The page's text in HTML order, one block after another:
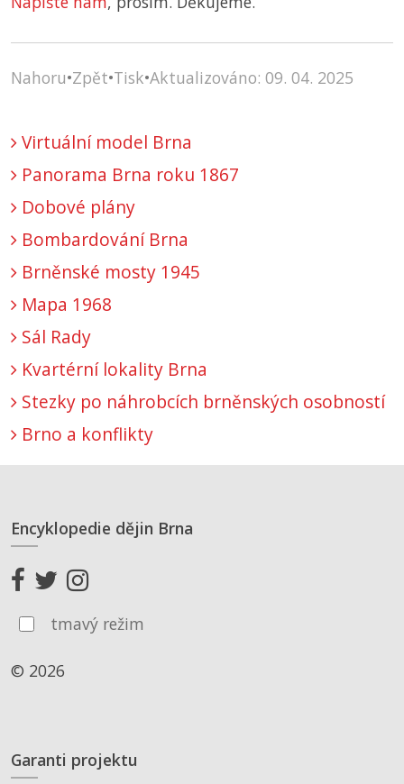
Nahoru•Zpět•Tisk•Aktualizováno: 09. 04. 2025
Virtuální model Brna
Panorama Brna roku 1867
Dobové plány
Bombardování Brna
Brněnské mosty 1945
Mapa 1968
Sál Rady
Kvartérní lokality Brna
Stezky po náhrobcích brněnských osobností
Brno a konflikty
Encyklopedie dějin Brna
tmavý režim
© 2026
Garanti projektu